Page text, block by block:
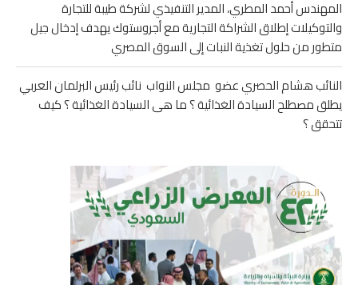
المهندس أحمد المطري، المدير التنفيذي لشركة طيبة للتجارة
والتوكيلات إطلاق الشراكة التجارية مع أجروستوك يهدف إدخال جيل
متطور من حلول تغذية النبات إلى السوق المصري
النائب هشام الحصري عضو مجلس النواب نائب رئيس البرلمان العربي
يطلق مصطلح السيادة الغذائية ؟ ما هى السيادة الغذائية ؟ كيف
تتحقق ؟